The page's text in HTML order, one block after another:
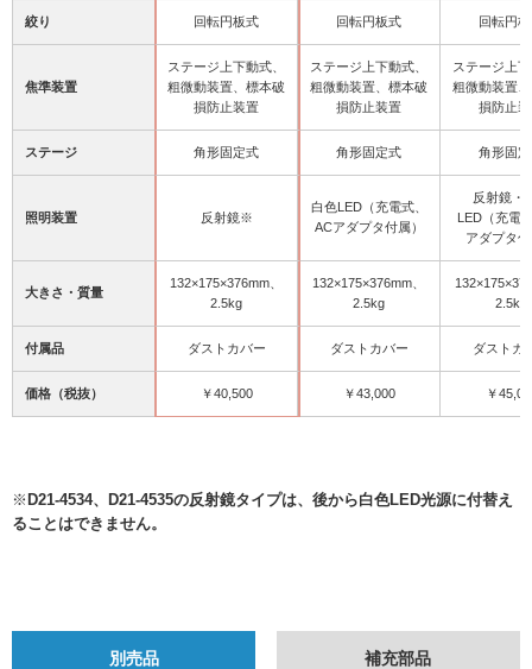
絞り 回転円板式 回転円板式 回転円
焦準装置
ステージ上下動式、
粗微動装置、標本破
損防止装置
ステージ上下動式、
粗微動装置、標本破
損防止装置
ステージ上
粗微動装置
損防止
ステージ 角形固定式 角形固定式 角形固
照明装置 反射鏡※
白色LED（充電式、
ACアダプタ付属）
反射鏡・
LED（充電
アダプタ
大きさ・質量
132×175×376mm、
2.5kg
132×175×376mm、
2.5kg
2.5kg
付属品 ダストカバー ダストカバー ダストカ
価格（税抜） ￥40,500 ￥43,000 ￥
※ D21-4534、 D21-4535の反射鏡タイプは、後から白色LED光源に付替え
ることはできません。
別売品 補充部品